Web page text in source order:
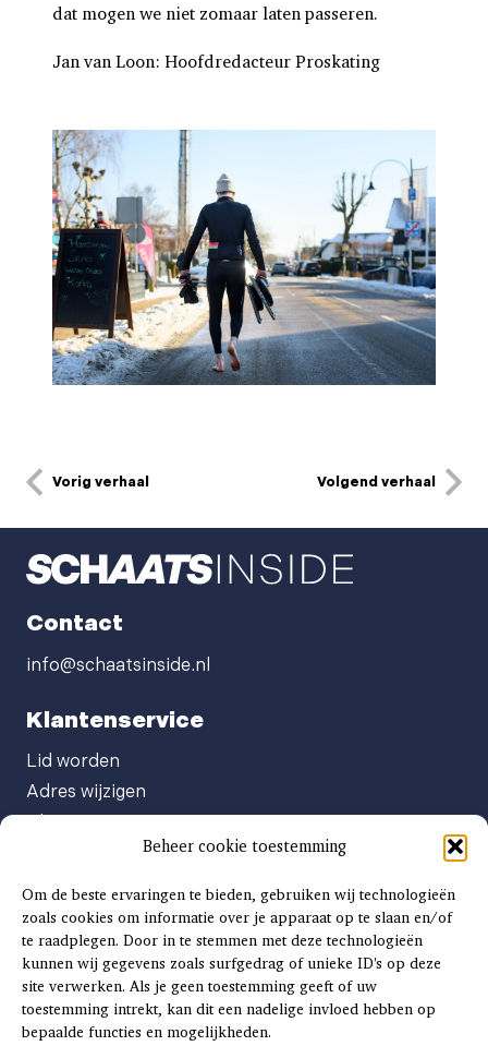
Beheer cookie toestemming
Om de beste ervaringen te bieden, gebruiken wij technologieën
zoals cookies om informatie over je apparaat op te slaan en/of
te raadplegen. Door in te stemmen met deze technologieën
kunnen wij gegevens zoals surfgedrag of unieke ID's op deze
site verwerken. Als je geen toestemming geeft of uw
toestemming intrekt, kan dit een nadelige invloed hebben op
bepaalde functies en mogelijkheden.
dat mogen we niet zomaar laten passeren.
Jan van Loon: Hoofdredacteur Proskating
Vorig verhaal Volgend verhaal
Contact
info@schaatsinside.nl
Klantenservice
Lid worden
Adres wijzigen
Abonnement opzeggen
Afgeven automatische incasso
Factuur betalen
Klachtenformulier
Overige vragen
Adverteren